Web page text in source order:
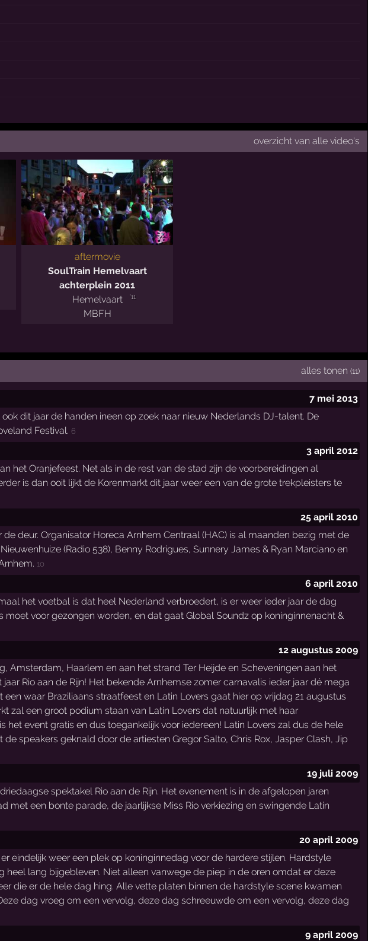
overzicht van alle video's
aftermovie
SoulTrain Hemelvaart
achterplein 2011
Hemelvaart
'11
MBFH
alles tonen (11)
7 mei 2013
dit jaar de handen ineen op zoek naar nieuw Nederlands DJ-talent. De
Festival. 6
3 april 2012
het Oranjefeest. Net als in de rest van de stad zijn de voorbereidingen al
is dan ooit lijkt de Korenmarkt dit jaar weer een van de grote trekpleisters te
25 april 2010
deur. Organisator Horeca Arnhem Centraal (HAC) is al maanden bezig met de
(Radio 538), Benny Rodrigues, Sunnery James & Ryan Marciano en
10
6 april 2010
het voetbal is dat heel Nederland verbroedert, is er weer ieder jaar de dag
voor gezongen worden, en dat gaat Global Soundz op koninginnenacht &
12 augustus 2009
Haarlem en aan het strand Ter Heijde en Scheveningen aan het
Rio aan de Rijn! Het bekende Arnhemse zomer carnavalis ieder jaar dé mega
waar Braziliaans straatfeest en Latin Lovers gaat hier op vrijdag 21 augustus
zal een groot podium staan van Latin Lovers dat natuurlijk met haar
event gratis en dus toegankelijk voor iedereen! Latin Lovers zal dus de hele
speakers geknald door de artiesten Gregor Salto, Chris Rox, Jasper Clash, Jip
19 juli 2009
spektakel Rio aan de Rijn. Het evenement is in de afgelopen jaren
een bonte parade, de jaarlijkse Miss Rio verkiezing en swingende Latin
20 april 2009
eindelijk weer een plek op koninginnedag voor de hardere stijlen. Hardstyle
lang bijgebleven. Niet alleen vanwege de piep in de oren omdat er deze
die er de hele dag hing. Alle vette platen binnen de hardstyle scene kwamen
dag vroeg om een vervolg, deze dag schreeuwde om een vervolg, deze dag
9 april 2009